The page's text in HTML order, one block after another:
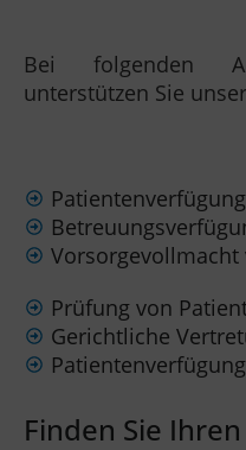
Bei folgenden
unterstützen Sie
Vorsorgevollmacht
Prüfung von
Gerichtliche
Finden Sie